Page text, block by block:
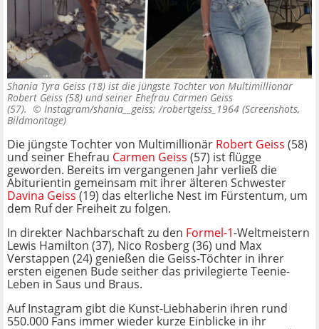
Shania Tyra Geiss (18) ist die jüngste Tochter von Multimillionär
Robert Geiss (58) und seiner Ehefrau Carmen Geiss
(57). © Instagram/shania__geiss; /robertgeiss_1964 (Screenshots,
Bildmontage)
Die jüngste Tochter von Multimillionär Robert Geiss (58)
und seiner Ehefrau Carmen Geiss (57) ist flügge
geworden. Bereits im vergangenen Jahr verließ die
Abiturientin gemeinsam mit ihrer älteren Schwester
Davina Geiss (19) das elterliche Nest im Fürstentum, um
dem Ruf der Freiheit zu folgen.
In direkter Nachbarschaft zu den Formel-1-Weltmeistern
Lewis Hamilton (37), Nico Rosberg (36) und Max
Verstappen (24) genießen die Geiss-Töchter in ihrer
ersten eigenen Bude seither das privilegierte Teenie-
Leben in Saus und Braus.
Auf Instagram gibt die Kunst-Liebhaberin ihren rund
550.000 Fans immer wieder kurze Einblicke in ihr